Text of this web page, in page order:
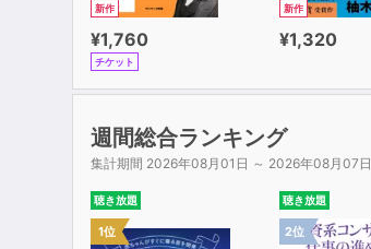
新作
¥1,760
チケット
新作
¥1,320
週間総合ランキング
集計期間 2026年08月01日 ～ 2026年08月07日
聴き放題
1位
聴き放題
2位